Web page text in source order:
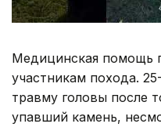
Медицинская помощь
участникам похода.
травму головы после
упавший камень,